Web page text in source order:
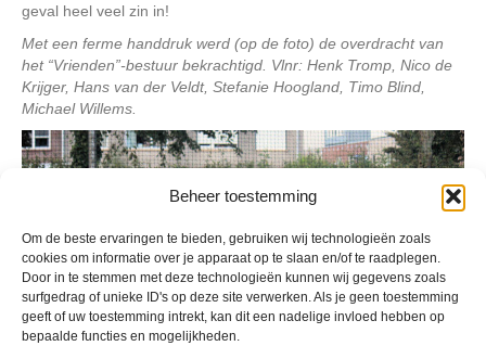
Beheer toestemming
Om de beste ervaringen te bieden, gebruiken wij technologieën zoals
cookies om informatie over je apparaat op te slaan en/of te raadplegen.
Door in te stemmen met deze technologieën kunnen wij gegevens zoals
surfgedrag of unieke ID's op deze site verwerken. Als je geen toestemming
geeft of uw toestemming intrekt, kan dit een nadelige invloed hebben op
bepaalde functies en mogelijkheden.
geval heel veel zin in!
Met een ferme handdruk werd (op de foto) de overdracht van
het “Vrienden”-bestuur bekrachtigd. Vlnr: Henk Tromp, Nico de
Krijger, Hans van der Veldt, Stefanie Hoogland, Timo Blind,
Michael Willems.